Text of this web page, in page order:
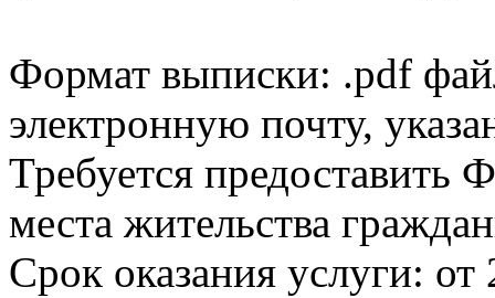
Формат выписки: .pdf
электронную почту,
Требуется
места жительства
Срок оказания услуги: от